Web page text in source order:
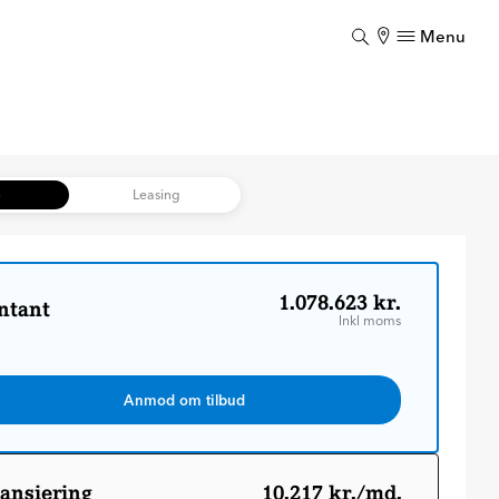
Menu
Leasing
1.078.623 kr.
Inkl moms
Anmod om tilbud
10.217 kr./md.
Luk